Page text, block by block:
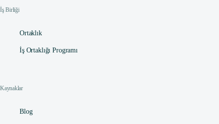
İş Birliği
Ortaklık
İş Ortaklığı Programı
Kaynaklar
Blog